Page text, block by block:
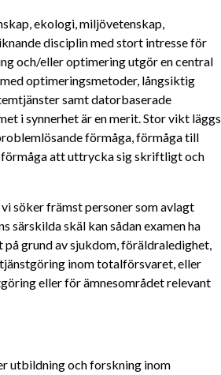
ekologi, miljövetenskap,
disciplin med stort intresse för
och/eller optimering utgör en central
optimeringsmetoder, långsiktig
samt datorbaserade
i synnerhet är en merit. Stor vikt läggs
förmåga, förmåga till
att uttrycka sig skriftligt och
söker främst personer som avlagt
särskilda skäl kan sådan examen ha
grund av sjukdom, föräldraledighet,
inom totalförsvaret, eller
eller för ämnesområdet relevant
utbildning och forskning inom